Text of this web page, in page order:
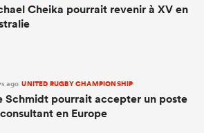
Cheika pourrait revenir à XV en
ago UNITED RUGBY CHAMPIONSHIP
Schmidt pourrait accepter un poste
en Europe